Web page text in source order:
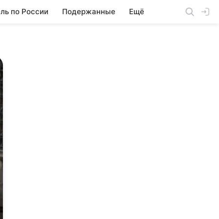
по России Подержанные Ещё